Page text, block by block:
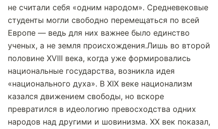
не считали себя «одним народом». Средневековые
студенты могли свободно перемещаться по всей
Европе — ведь для них важнее было единство
ученых, а не земля происхождения.Лишь во второй
половине XVIII века, когда уже формировались
национальные государства, возникла идея
«национального духа». В XIX веке национализм
казался движением свободы, но вскоре
превратился в идеологию превосходства одних
народов над другими и шовинизма. XX век показал,